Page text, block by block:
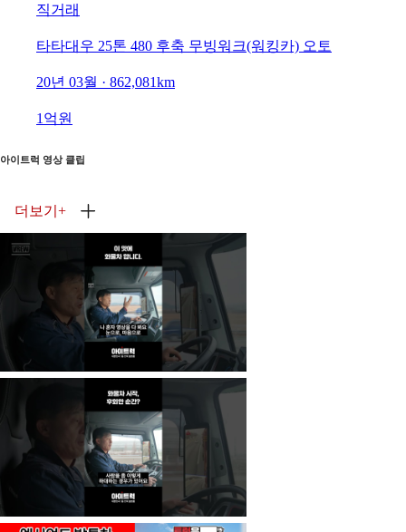
직거래
타타대우 25톤 480 후축 무빙워크(워킹카) 오토
20년 03월 · 862,081km
1억원
아이트럭 영상 클립
더보기 +